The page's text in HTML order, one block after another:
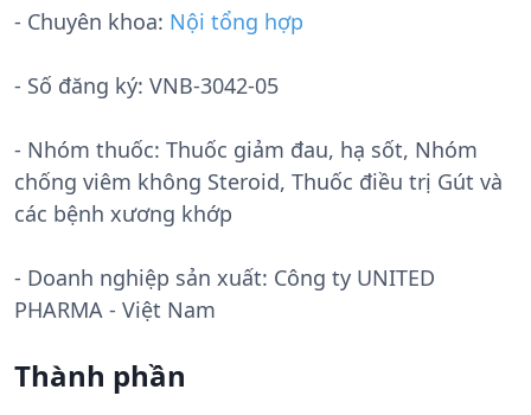
- Chuyên khoa: Nội tổng hợp
- Số đăng ký: VNB-3042-05
- Nhóm thuốc: Thuốc giảm đau, hạ sốt, Nhóm
chống viêm không Steroid, Thuốc điều trị Gút và
các bệnh xương khớp
- Doanh nghiệp sản xuất: Công ty UNITED
PHARMA - Việt Nam
Thành phần